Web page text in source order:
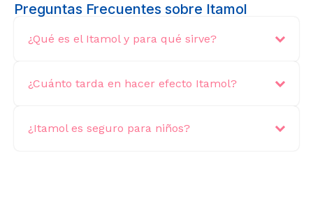
Preguntas Frecuentes sobre Itamol
¿Qué es el Itamol y para qué sirve?
¿Cuánto tarda en hacer efecto Itamol?
¿Itamol es seguro para niños?